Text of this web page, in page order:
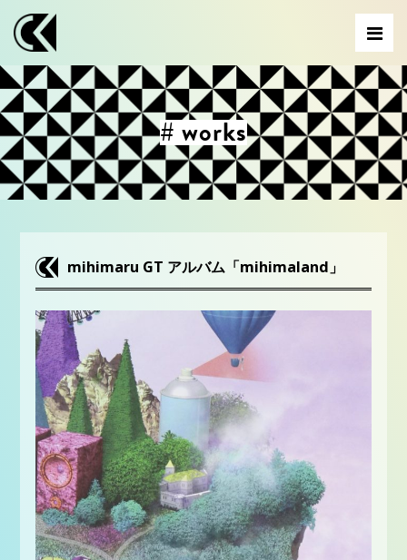
# works
mihimaru GT アルバム「mihimaland」